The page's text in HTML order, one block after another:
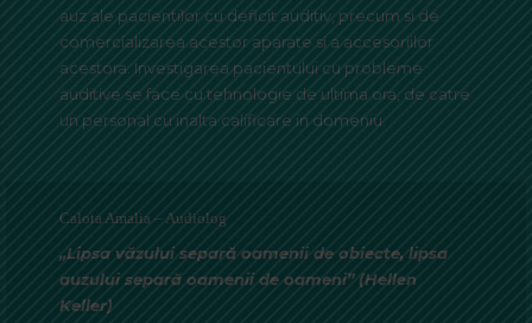
auz ale pacientilor cu deficit auditiv, precum si de
comercializarea acestor aparate si a accesoriilor
acestora. Investigarea pacientului cu probleme
auditive se face cu tehnologie de ultima ora, de catre
un personal cu inalta calificare in domeniu.
Calota Amalia – Audiolog
„Lipsa văzului separă oamenii de obiecte, lipsa
auzului separă oamenii de oameni” (Hellen
Keller)